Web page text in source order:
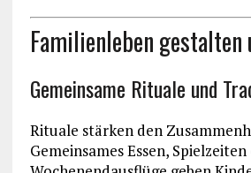
Familienleben
Gemeinsame Rituale und
Rituale stärken den
Gemeinsames Essen,